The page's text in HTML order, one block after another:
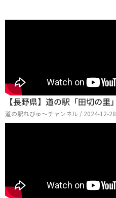
【長野県】道の駅「田切の里」
道の駅れびゅ〜チャンネル / 2024-12-28